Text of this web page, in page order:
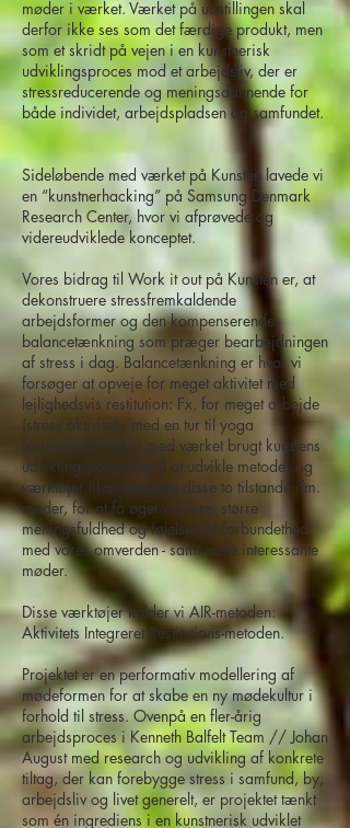
møder i værket. Værket på udstillingen skal
derfor ikke ses som det færdige produkt, men
som et skridt på vejen i en kunstnerisk
udviklingsproces mod et arbejdsliv, der er
stressreducerende og meningsdannende for
både individet, arbejdspladsen og samfundet.
Sideløbende med værket på Kunsten lavede vi
en “kunstnerhacking” på Samsung Denmark
Research Center, hvor vi afprøvede og
videreudviklede konceptet.
Vores bidrag til Work it out på Kunsten er, at
dekonstruere stressfremkaldende
arbejdsformer og den kompenserende
balancetænkning som præger bearbejdningen
af stress i dag. Balancetænkning er hvor vi
forsøger at opveje for meget aktivitet med
lejlighedsvis restitution: Fx, for meget arbejde
(stress aktivitet) - med en tur til yoga
(restitution)! Vi har med værket brugt kunstens
udviklingspotentiale til at udvikle metoder og
værktøjer til at integrere disse to tilstande ifm.
møder, for at få øget velvære, større
meningsfuldhed og følelsen af forbundethed
med vores omverden - samt mere interessante
møder.
Disse værktøjer kalder vi AIR-metoden:
Aktivitets Integreret Restitutions-metoden.
Projektet er en performativ modellering af
mødeformen for at skabe en ny mødekultur i
forhold til stress. Ovenpå en fler-årig
arbejdsproces i Kenneth Balfelt Team // Johan
August med research og udvikling af konkrete
tiltag, der kan forebygge stress i samfund, by,
arbejdsliv og livet generelt, er projektet tænkt
som én ingrediens i en kunstnerisk udviklet